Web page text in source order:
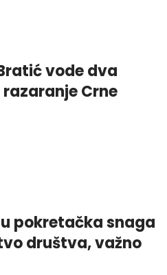
vode dva
Crne
pokretačka snaga
društva, važno